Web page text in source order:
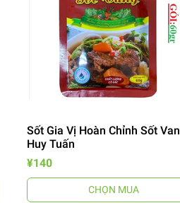
Sốt Gia Vị Hoàn Chỉnh Sốt
Huy Tuấn
¥140
CHỌN MUA